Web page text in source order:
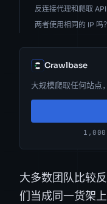
反连接代理和爬取 API
两者使用相同的 IP 吗？
Crawlbase
大规模爬取任何站点
1,000
大多数团队比较
们当成同一货架